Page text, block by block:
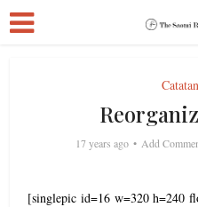
17 years ago Add
[singlepic id=16 w=320 h=240